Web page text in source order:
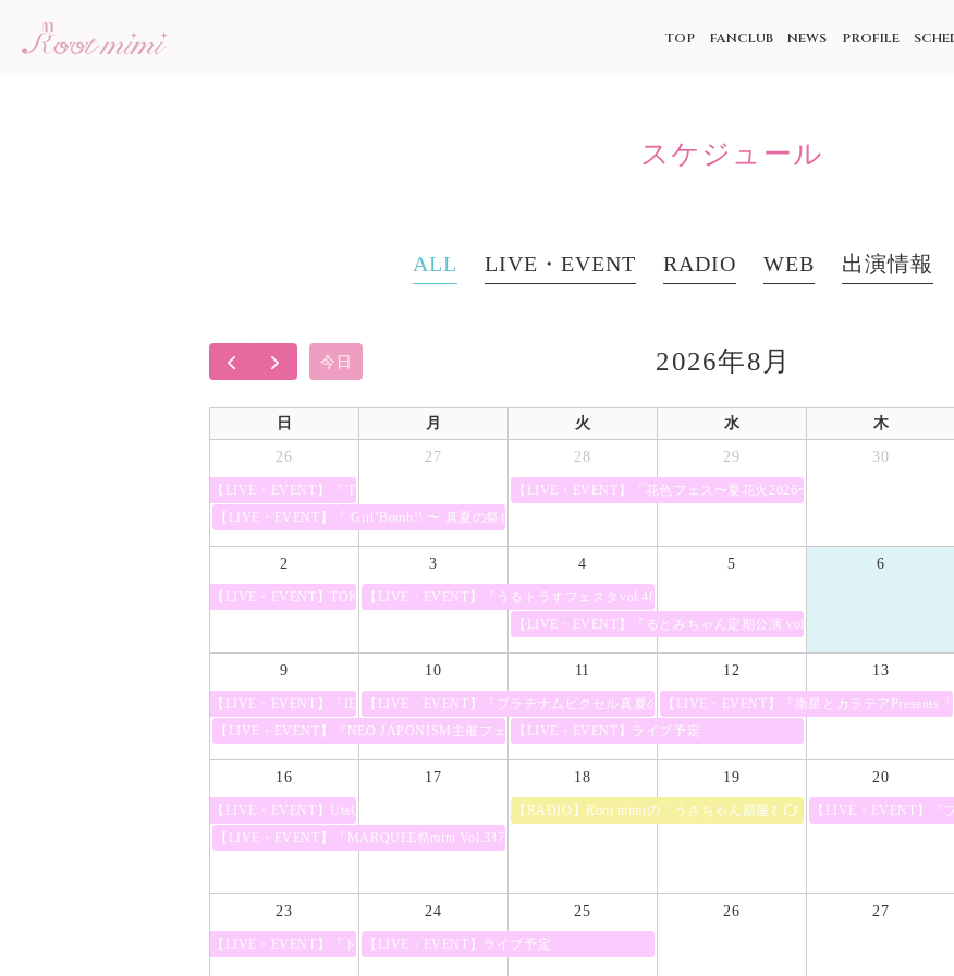
TOP FANCLUB NEWS PROFILE
スケジュール
ALL LIVE・EVENT RADIO WEB 出演情報
今日 2026年8月
日 月 火 水 木
26
【LIVE・EVENT】『 TOKYO GIRLS GIRLS~ 6th Anniversary day3 ~』
【LIVE・EVENT】『 Girl’Bomb!! 〜 真夏の祭典 〜 』
27 28
【LIVE・EVENT】「花色フェス〜夏花火2026〜」
29 30
2
【LIVE・EVENT】TOKYO IDOL FESTIVAL 2026
3
【LIVE・EVENT】『うるトラすフェスタvol.46』
4
【LIVE・EVENT】『るとみちゃん定期公演 vol.3』
5 6
9
【LIVE・EVENT】『IDOL SUMMER JUNGLE 2026』
【LIVE・EVENT】『NEO JAPONISM主催フェス「NEO KASSEN2026」
10
【LIVE・EVENT】『プラチナムピクセル真夏の大特典会2026』
11
【LIVE・EVENT】ライブ予定
12
【LIVE・EVENT】『衛星とカラテアPresents
13
16
【LIVE・EVENT】UtaGe!×FES☆TIVE 主催サーキット『超宴祭！』
【LIVE・EVENT】『MARQUEE祭mini Vol.337』
17 18
【RADIO】Root mimiの「うさちゃん部屋をのぞきみみ～！」
19 20
【LIVE・EVENT】『
23
【LIVE・EVENT】『ドラゴン クイーンズ フェスティバル -木曽三川アイドル夏祭り2026-』
24
【LIVE・EVENT】ライブ予定
25 26 27